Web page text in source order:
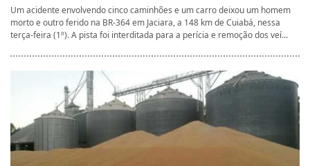
Um acidente envolvendo cinco caminhões e um carro deixou um homem
morto e outro ferido na BR-364 em Jaciara, a 148 km de Cuiabá, nessa
terça-feira (1º). A pista foi interditada para a perícia e remoção dos veí...